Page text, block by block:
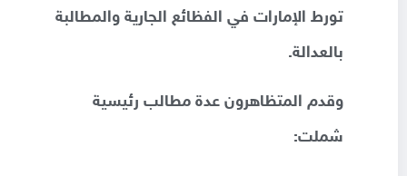
تورط الإمارات في الفظائع الجارية والمطالبة
بالعدالة.
وقدم المتظاهرون عدة مطالب رئيسية
شملت: